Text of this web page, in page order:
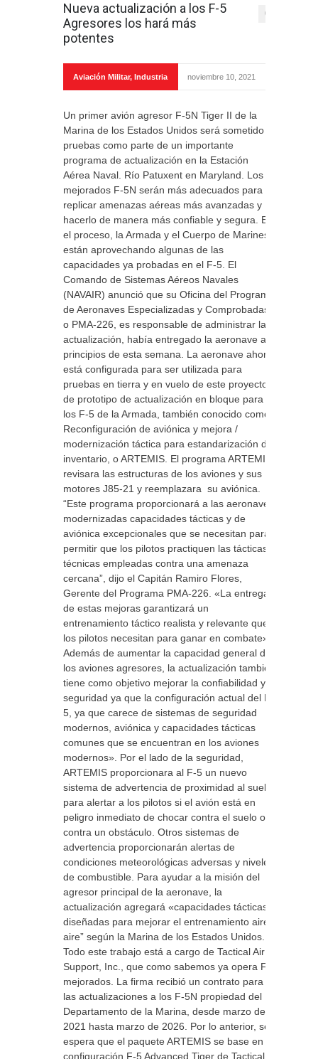
Nueva actualización a los F-5
Agresores los hará más
potentes
0
Aviación Militar, Industria noviembre 10, 2021
Un primer avión agresor F-5N Tiger II de la
Marina de los Estados Unidos será sometido a
pruebas como parte de un importante
programa de actualización en la Estación
Aérea Naval. Río Patuxent en Maryland. Los
mejorados F-5N serán más adecuados para
replicar amenazas aéreas más avanzadas y
hacerlo de manera más confiable y segura. En
el proceso, la Armada y el Cuerpo de Marines
están aprovechando algunas de las
capacidades ya probadas en el F-5. El
Comando de Sistemas Aéreos Navales
(NAVAIR) anunció que su Oficina del Programa
de Aeronaves Especializadas y Comprobadas,
o PMA-226, es responsable de administrar la
actualización, había entregado la aeronave a
principios de esta semana. La aeronave ahora
está configurada para ser utilizada para
pruebas en tierra y en vuelo de este proyecto
de prototipo de actualización en bloque para
los F-5 de la Armada, también conocido como
Reconfiguración de aviónica y mejora /
modernización táctica para estandarización de
inventario, o ARTEMIS. El programa ARTEMIS
revisara las estructuras de los aviones y sus
motores J85-21 y reemplazara su aviónica.
“Este programa proporcionará a las aeronaves
modernizadas capacidades tácticas y de
aviónica excepcionales que se necesitan para
permitir que los pilotos practiquen las tácticas y
técnicas empleadas contra una amenaza
cercana”, dijo el Capitán Ramiro Flores,
Gerente del Programa PMA-226. «La entrega
de estas mejoras garantizará un
entrenamiento táctico realista y relevante que
los pilotos necesitan para ganar en combate».
Además de aumentar la capacidad general de
los aviones agresores, la actualización también
tiene como objetivo mejorar la confiabilidad y
seguridad ya que la configuración actual del F-
5, ya que carece de sistemas de seguridad
modernos, aviónica y capacidades tácticas
comunes que se encuentran en los aviones
modernos». Por el lado de la seguridad,
ARTEMIS proporcionara al F-5 un nuevo
sistema de advertencia de proximidad al suelo
para alertar a los pilotos si el avión está en
peligro inmediato de chocar contra el suelo o
contra un obstáculo. Otros sistemas de
advertencia proporcionarán alertas de
condiciones meteorológicas adversas y niveles
de combustible. Para ayudar a la misión del
agresor principal de la aeronave, la
actualización agregará «capacidades tácticas
diseñadas para mejorar el entrenamiento aire-
aire” según la Marina de los Estados Unidos.
Todo este trabajo está a cargo de Tactical Air
Support, Inc., que como sabemos ya opera F-5
mejorados. La firma recibió un contrato para
las actualizaciones a los F-5N propiedad del
Departamento de la Marina, desde marzo de
2021 hasta marzo de 2026. Por lo anterior, se
espera que el paquete ARTEMIS se base en la
configuración F-5 Advanced Tiger de Tactical